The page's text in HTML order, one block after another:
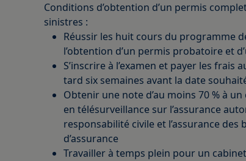
Conditions d’obtention d’un permis
sinistres :
Réussir les huit cours du programme
l’obtention d’un permis probatoire et
S’inscrire à l’examen et payer les frais
tard six semaines avant la date
Obtenir une note d’au moins 70 % à
en télésurveillance sur l’assurance
responsabilité civile et l’assurance des
d’assurance
Travailler à temps plein pour un